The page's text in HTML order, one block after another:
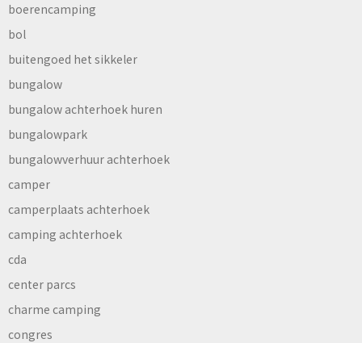
boerencamping
bol
buitengoed het sikkeler
bungalow
bungalow achterhoek huren
bungalowpark
bungalowverhuur achterhoek
camper
camperplaats achterhoek
camping achterhoek
cda
center parcs
charme camping
congres